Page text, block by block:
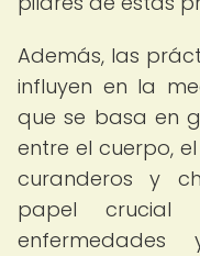
Además, las
influyen en la
que se basa en
entre el cuerpo,
curanderos y
papel